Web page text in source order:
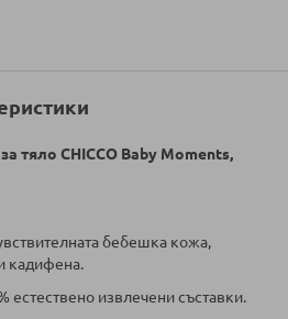
тяло CHICCO Baby Moments,
бебешка кожа,
кадифена.
естествено извлечени съставки.